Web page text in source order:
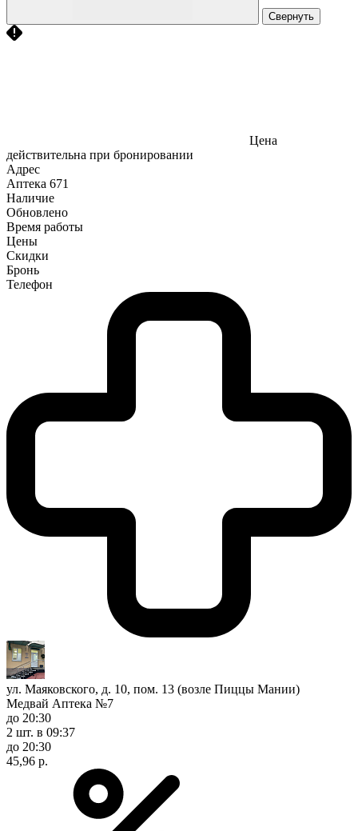
Свернуть
Цена
действительна при бронировании
Адрес
Аптека 671
Наличие
Обновлено
Время работы
Цены
Скидки
Бронь
Телефон
ул. Маяковского, д. 10, пом. 13 (возле Пиццы Мании)
Медвай Аптека №7
до 20:30
2 шт. в 09:37
до 20:30
45,96 р.